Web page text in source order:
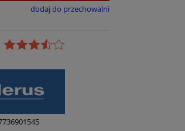
dodaj do przechowalni